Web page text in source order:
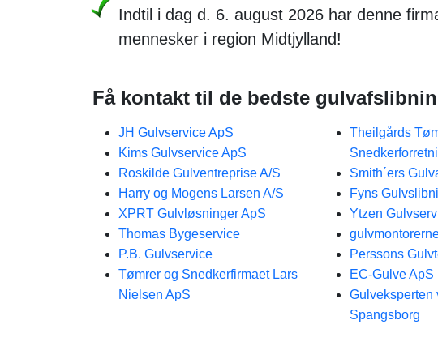
Indtil i dag d. 6. august 2026 har denne
mennesker i region Midtjylland!
Få kontakt til de bedste
JH Gulvservice ApS
Kims Gulvservice ApS
Roskilde Gulventreprise A/S
Harry og Mogens Larsen A/S
XPRT Gulvløsninger ApS
Thomas Bygeservice
P.B. Gulvservice
Tømrer og Snedkerfirmaet Lars
Nielsen ApS
Theilgårds
Smith´ers
Fyns
Ytzen
Perssons
EC-Gulve ApS
Gulveksperten
Spangsborg